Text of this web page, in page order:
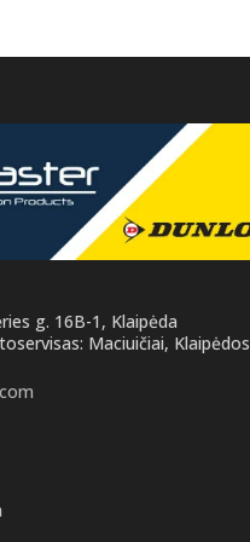
g. 16B-1, Klaipėda
Maciuičiai,